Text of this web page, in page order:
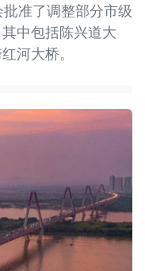
准了调整部分市级
中包括陈兴道大
河大桥。